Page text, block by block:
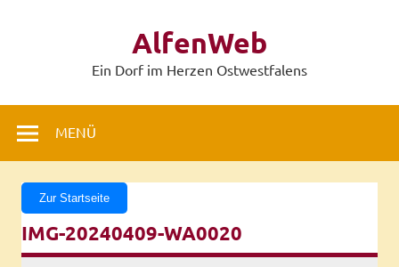
AlfenWeb
Ein Dorf im Herzen Ostwestfalens
MENÜ
Zur Startseite
IMG-20240409-WA0020